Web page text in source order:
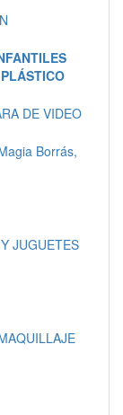
DE VIDEO
Borrás,
JUGUETES